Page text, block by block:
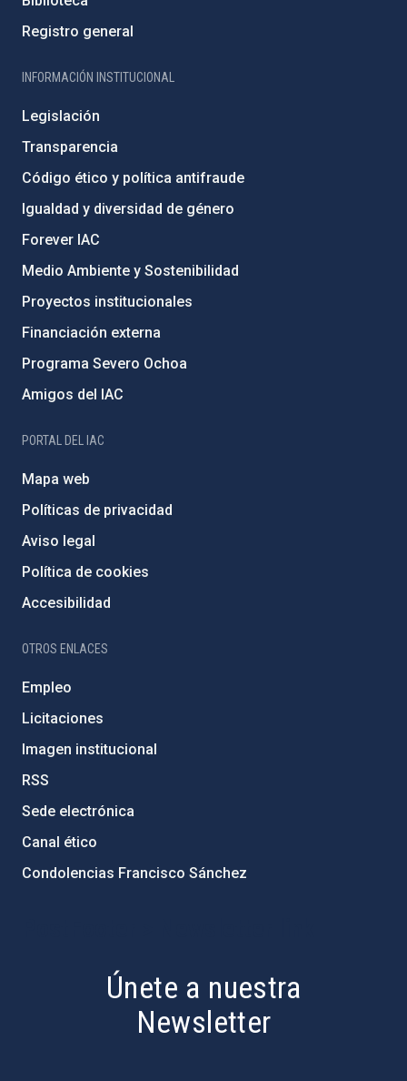
Registro general
INFORMACIÓN INSTITUCIONAL
Legislación
Transparencia
Código ético y política antifraude
Igualdad y diversidad de género
Forever IAC
Medio Ambiente y Sostenibilidad
Proyectos institucionales
Financiación externa
Programa Severo Ochoa
Amigos del IAC
PORTAL DEL IAC
Mapa web
Políticas de privacidad
Aviso legal
Política de cookies
Accesibilidad
OTROS ENLACES
Empleo
Licitaciones
Imagen institucional
RSS
Sede electrónica
Canal ético
Condolencias Francisco Sánchez
Únete a nuestra
Newsletter